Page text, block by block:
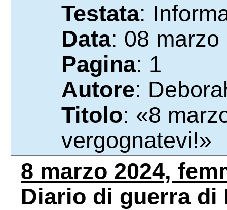
Testata:
Data: 08 marzo
Pagina: 1
Autore:
Titolo: «8
vergognatevi!»
8 marzo 2024,
Diario di guerra di